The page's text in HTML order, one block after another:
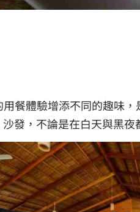
餐體驗增添不同的趣味
發，不論是在白天與黑夜